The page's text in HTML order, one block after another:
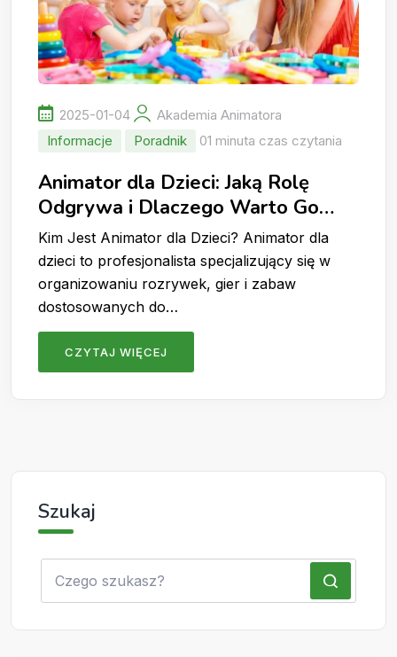
2025-01-04
Akademia Animatora
Informacje
Poradnik 01 minuta czas czytania
Animator dla Dzieci: Jaką Rolę
Odgrywa i Dlaczego Warto Go
Wynająć?
Kim Jest Animator dla Dzieci? Animator dla
dzieci to profesjonalista specjalizujący się w
organizowaniu rozrywek, gier i zabaw
dostosowanych do…
CZYTAJ WIĘCEJ
Szukaj